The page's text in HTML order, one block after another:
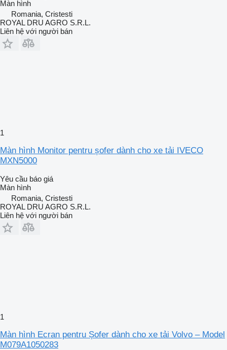
Màn hình
Romania, Cristesti
ROYAL DRU AGRO S.R.L.
Liên hệ với người bán
1
Màn hình Monitor pentru șofer dành cho xe tải IVECO
MXN5000
Yêu cầu báo giá
Màn hình
Romania, Cristesti
ROYAL DRU AGRO S.R.L.
Liên hệ với người bán
1
Màn hình Ecran pentru Șofer dành cho xe tải Volvo – Model
M079A1050283